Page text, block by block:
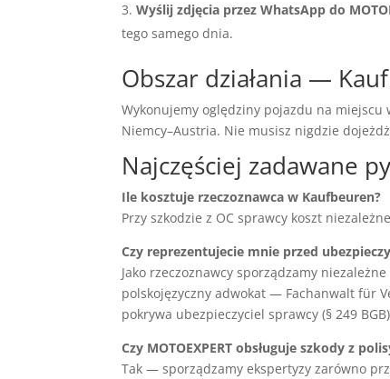
Wyślij zdjęcia przez WhatsApp do
tego samego dnia.
Obszar działania —
Wykonujemy oględziny pojazdu na miejscu
Niemcy–Austria. Nie musisz nigdzie
Najczęściej zadawane
Ile kosztuje rzeczoznawca w Kaufbeuren?
Przy szkodzie z OC sprawcy koszt
Czy reprezentujecie mnie przed
Jako rzeczoznawcy sporządzamy
polskojęzyczny adwokat — Fachanwalt für
pokrywa ubezpieczyciel sprawcy (§ 249
Czy MOTOEXPERT obsługuje szkody z
Tak — sporządzamy ekspertyzy zarówno